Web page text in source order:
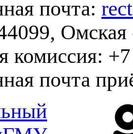
почта:
Омская
комиссия:
почта